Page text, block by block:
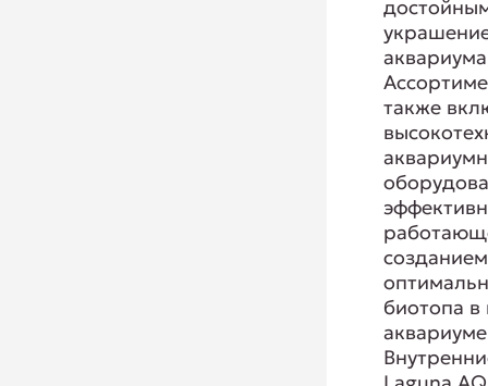
также
созданием
биотопа